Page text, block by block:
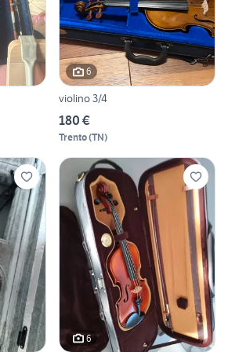
6
violino 3/4
180 €
Trento(TN)
6